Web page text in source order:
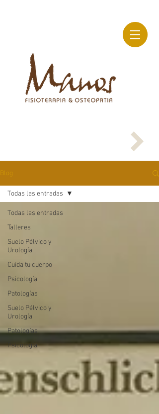
Blog
Todas las entradas
Talleres
Suelo Pélvico y
Urología
Cuida tu cuerpo
Psicología
Patologías
Suelo Pélvico y
Urología
Patologías
Psicología
Todas las entradas